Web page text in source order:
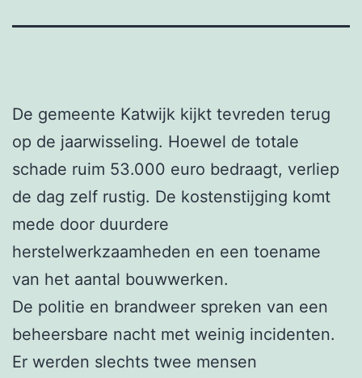
De gemeente Katwijk kijkt tevreden terug
op de jaarwisseling. Hoewel de totale
schade ruim 53.000 euro bedraagt, verliep
de dag zelf rustig. De kostenstijging komt
mede door duurdere
herstelwerkzaamheden en een toename
van het aantal bouwwerken.
De politie en brandweer spreken van een
beheersbare nacht met weinig incidenten.
Er werden slechts twee mensen